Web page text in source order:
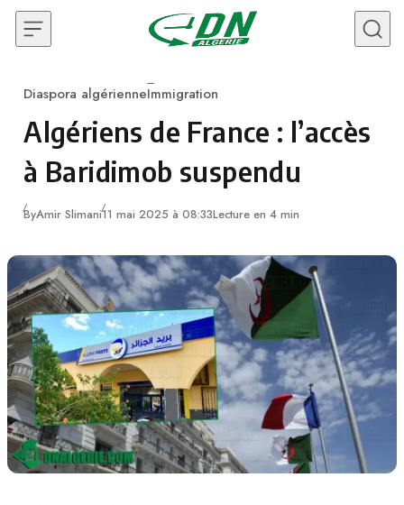
Skip to content
Category
Diaspora algérienneImmigration
Algériens de France : l’accès
à Baridimob suspendu
ByAmir Slimani11 mai 2025 à 08:33Lecture en 4 min